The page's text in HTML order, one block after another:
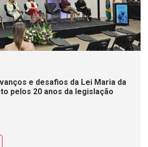
e desafios da Lei Maria da
pelos 20 anos da legislação